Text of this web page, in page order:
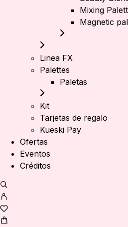
Mixing
Magnetic
Linea FX
Palettes
Paletas
Kit
Tarjetas de regalo
Kueski Pay
Ofertas
Eventos
Créditos